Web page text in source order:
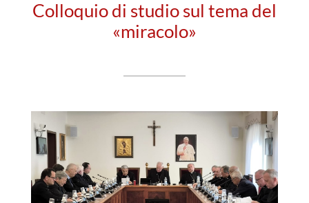
Colloquio di studio sul tema del
«miracolo»